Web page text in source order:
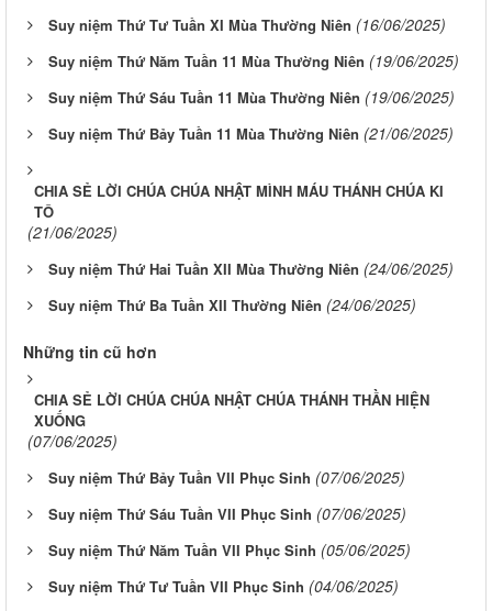
Suy niệm Thứ Tư Tuần XI Mùa Thường Niên (16/06/2025)
Suy niệm Thứ Năm Tuần 11 Mùa Thường Niên (19/06/2025)
Suy niệm Thứ Sáu Tuần 11 Mùa Thường Niên (19/06/2025)
Suy niệm Thứ Bảy Tuần 11 Mùa Thường Niên (21/06/2025)
CHIA SẺ LỜI CHÚA CHÚA NHẬT MÌNH MÁU THÁNH CHÚA KI
TÔ
(21/06/2025)
Suy niệm Thứ Hai Tuần XII Mùa Thường Niên (24/06/2025)
Suy niệm Thứ Ba Tuần XII Thường Niên (24/06/2025)
Những tin cũ hơn
CHIA SẺ LỜI CHÚA CHÚA NHẬT CHÚA THÁNH THẦN HIỆN
XUỐNG
(07/06/2025)
Suy niệm Thứ Bảy Tuần VII Phục Sinh (07/06/2025)
Suy niệm Thứ Sáu Tuần VII Phục Sinh (07/06/2025)
Suy niệm Thứ Năm Tuần VII Phục Sinh (05/06/2025)
Suy niệm Thứ Tư Tuần VII Phục Sinh (04/06/2025)